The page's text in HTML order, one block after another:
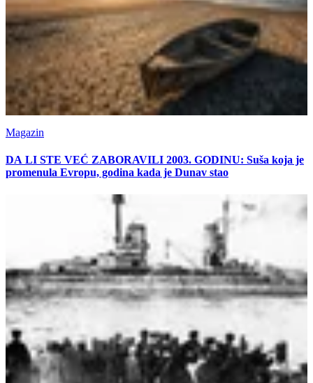
Magazin
DA LI STE VEĆ ZABORAVILI 2003. GODINU: Suša koja je
promenula Evropu, godina kada je Dunav stao